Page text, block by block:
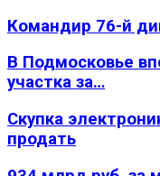
Командир 76-й
В Подмосковье
участка за…
Скупка
продать